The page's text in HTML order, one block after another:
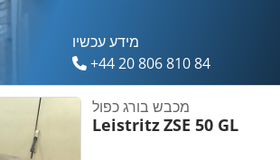
מידע עכשיו
+44 20 806 810 84
מכבש בורג כפול
LeistritzZSE 50 GL